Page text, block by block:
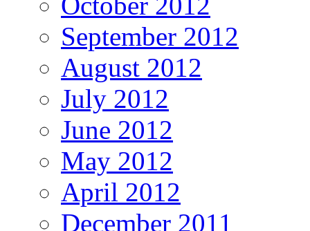
September 2012
August 2012
July 2012
June 2012
May 2012
April 2012
December 2011